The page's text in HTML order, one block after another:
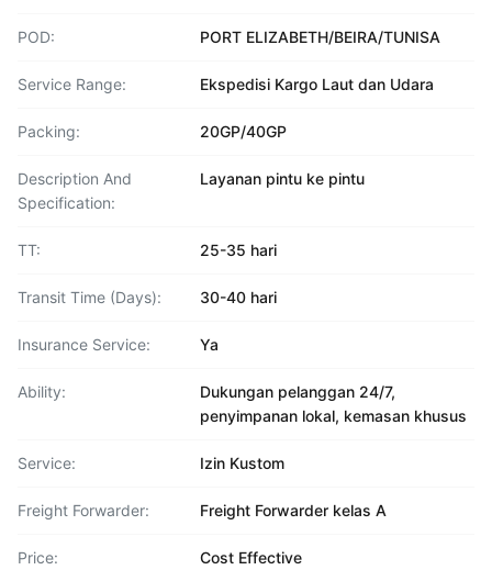
POD: PORT ELIZABETH/BEIRA/TUNISA
Service Range: Ekspedisi Kargo Laut dan Udara
Packing: 20GP/40GP
Description And
Specification:
Layanan pintu ke pintu
TT: 25-35 hari
Transit Time (Days): 30-40 hari
Insurance Service: Ya
Ability:
Dukungan pelanggan 24/7,
penyimpanan lokal, kemasan khusus
Service: Izin Kustom
Freight Forwarder: Freight Forwarder kelas A
Price: Cost Effective